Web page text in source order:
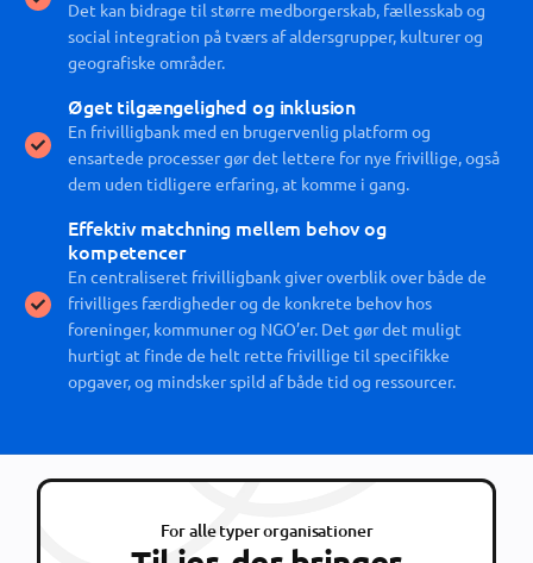
Det kan bidrage til større medborgerskab, fællesskab og
social integration på tværs af aldersgrupper, kulturer og
geografiske områder.
Øget tilgængelighed og inklusion
En frivilligbank med en brugervenlig platform og
ensartede processer gør det lettere for nye frivillige, også
dem uden tidligere erfaring, at komme i gang.
Effektiv matchning mellem behov og
kompetencer
En centraliseret frivilligbank giver overblik over både de
frivilliges færdigheder og de konkrete behov hos
foreninger, kommuner og NGO’er. Det gør det muligt
hurtigt at finde de helt rette frivillige til specifikke
opgaver, og mindsker spild af både tid og ressourcer.
For alle typer organisationer